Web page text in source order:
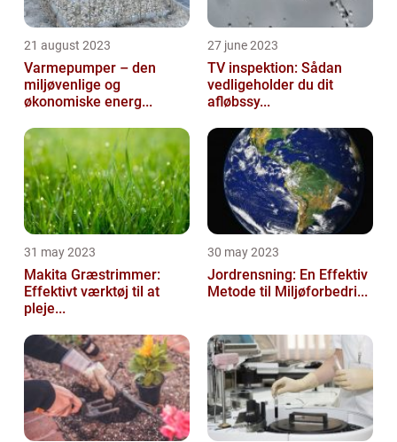
21 august 2023
Varmepumper – den
miljøvenlige og
økonomiske energ...
27 june 2023
TV inspektion: Sådan
vedligeholder du dit
afløbssy...
31 may 2023
Makita Græstrimmer:
Effektivt værktøj til at
pleje...
30 may 2023
Jordrensning: En Effektiv
Metode til Miljøforbedri...